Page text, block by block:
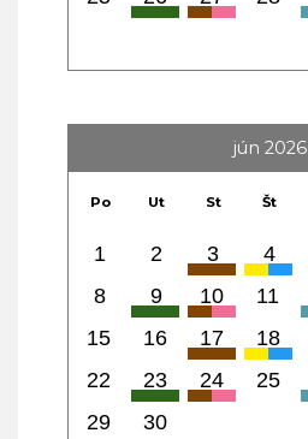
jún 2026
Po Ut St Št
1 2 3 4
8
9 10 11
15
16 17 18
22
23 24 25
29
30